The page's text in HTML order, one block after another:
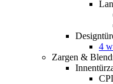
4
Zargen &